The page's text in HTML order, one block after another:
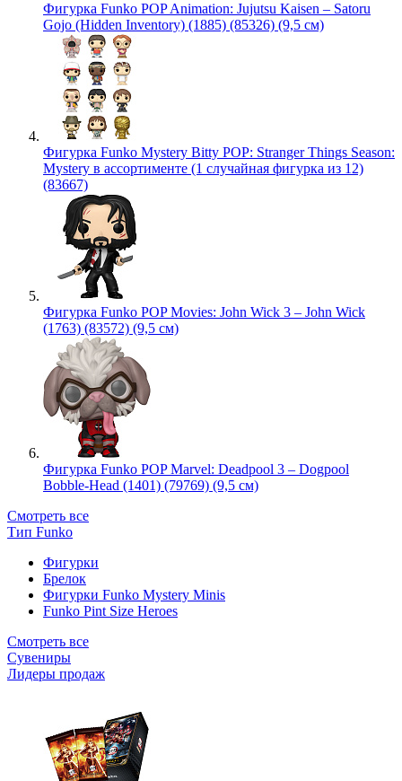
Фигурка Funko POP Animation: Jujutsu Kaisen – Satoru
Gojo (Hidden Inventory) (1885) (85326) (9,5 см)
Фигурка Funko Mystery Bitty POP: Stranger Things Season:
Mystery в ассортименте (1 случайная фигурка из 12)
(83667)
Фигурка Funko POP Movies: John Wick 3 – John Wick
(1763) (83572) (9,5 см)
Фигурка Funko POP Marvel: Deadpool 3 – Dogpool
Bobble-Head (1401) (79769) (9,5 см)
Смотреть все
Тип Funko
Фигурки
Брелок
Фигурки Funko Mystery Minis
Funko Pint Size Heroes
Смотреть все
Сувениры
Лидеры продаж